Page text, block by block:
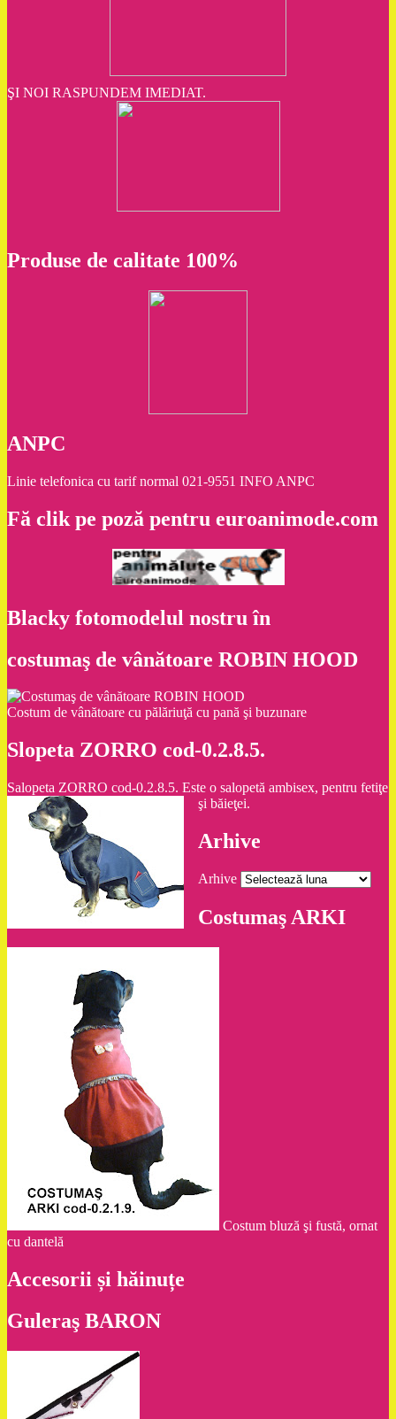
ŞI NOI RASPUNDEM IMEDIAT.
Produse de calitate 100%
ANPC
Linie telefonica cu tarif normal 021-9551 INFO ANPC
Fă clik pe poză pentru euroanimode.com
Blacky fotomodelul nostru în
costumaş de vânătoare ROBIN HOOD
Costum de vânătoare cu pălăriuţă cu pană şi buzunare
Slopeta ZORRO cod-0.2.8.5.
Salopeta ZORRO cod-0.2.8.5. Este o salopetă ambisex, pentru fetiţe
şi băieţei.
Arhive
Arhive
Costumaş ARKI
Costum bluză şi fustă, ornat
cu dantelă
Accesorii și hăinuțe
Guleraş BARON